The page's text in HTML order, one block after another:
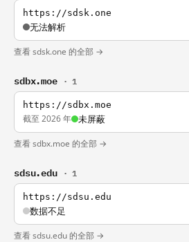
https://sdsk.one
无法解析
查看 sdsk.one 的全部 →
sdbx.moe · 1
https://sdbx.moe
截至 2026 年 未屏蔽
查看 sdbx.moe 的全部 →
sdsu.edu · 1
https://sdsu.edu
数据不足
查看 sdsu.edu 的全部 →